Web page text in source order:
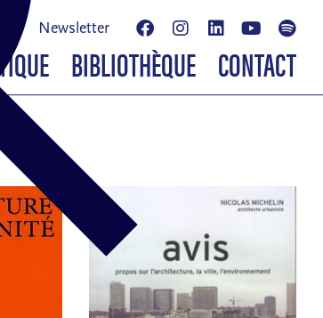
Newsletter
BIBLIOTHÈQUE CONTACT